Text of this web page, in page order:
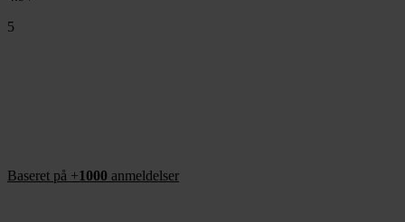
5
Baseret på +1000 anmeldelser